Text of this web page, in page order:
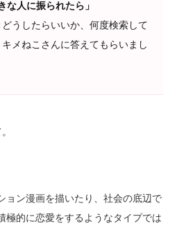
な人に振られたら」
うしたらいいか、何度検索して
メねこさんに答えてもらいまし
ョン漫画を描いたり、社会の底辺で
極的に恋愛をするようなタイプでは